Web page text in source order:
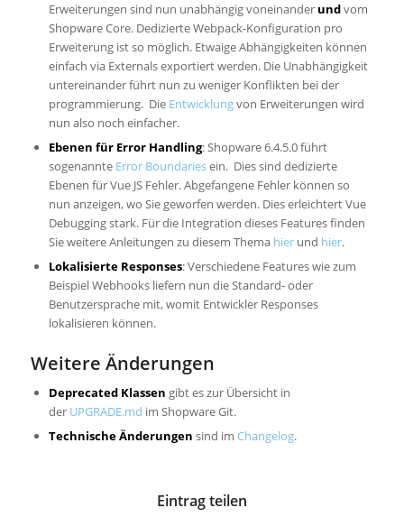
Erweiterungen sind nun unabhängig voneinander undvom
Shopware Core. Dedizierte Webpack-Konfiguration pro
Erweiterung ist so möglich. Etwaige Abhängigkeiten können
einfach via Externals exportiert werden. Die Unabhängigkeit
untereinander führt nun zu weniger Konflikten bei der
programmierung. Die Entwicklungvon Erweiterungen wird
nun also noch einfacher.
Ebenen für Error Handling: Shopware 6.4.5.0 führt
sogenannte Error Boundariesein. Dies sind dedizierte
Ebenen für Vue JS Fehler. Abgefangene Fehler können so
nun anzeigen, wo Sie geworfen werden. Dies erleichtert Vue
Debugging stark. Für die Integration dieses Features finden
Sie weitere Anleitungen zu diesem Thema hierund hier.
Lokalisierte Responses: Verschiedene Features wie zum
Beispiel Webhooks liefern nun die Standard- oder
Benutzersprache mit, womit Entwickler Responses
lokalisieren können.
Weitere Änderungen
Deprecated Klassen gibt es zur Übersicht in
der UPGRADE.md im Shopware Git.
Technische Änderungen sind im Changelog.
Eintrag teilen